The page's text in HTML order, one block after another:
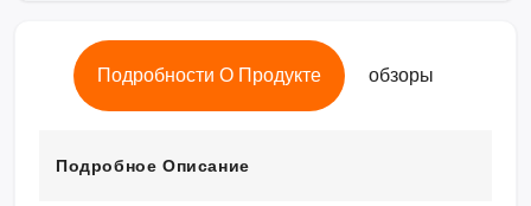
Подробности О Продукте обзоры
Подробное Описание